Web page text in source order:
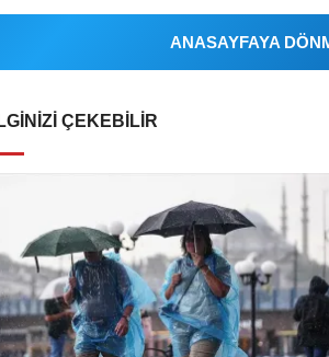
ANASAYFAYA
İLGINIZI ÇEKEBILIR